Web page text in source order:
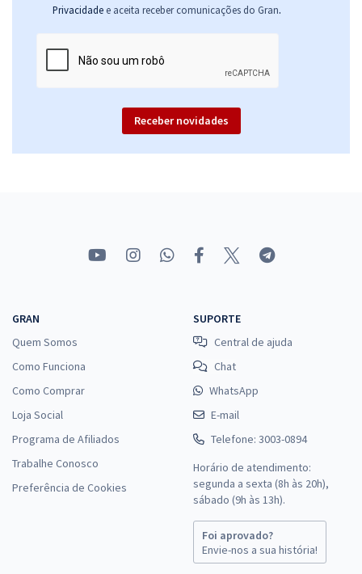
Privacidade e aceita receber comunicações do Gran.
Receber novidades
GRAN
Quem Somos
Como Funciona
Como Comprar
Loja Social
Programa de Afiliados
Trabalhe Conosco
Preferência de Cookies
SUPORTE
Central de ajuda
Chat
WhatsApp
E-mail
Telefone: 3003-0894
Horário de atendimento:
segunda a sexta (8h às 20h),
sábado (9h às 13h).
Foi aprovado?
Envie-nos a sua história!